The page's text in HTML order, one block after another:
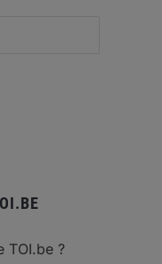
TOI.be ?